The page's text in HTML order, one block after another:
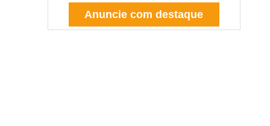
Anuncie com destaque